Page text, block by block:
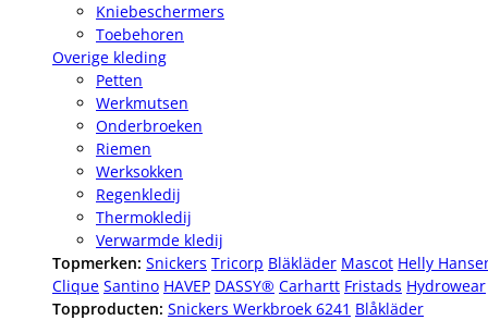
Kniebeschermers
Toebehoren
Overige kleding
Petten
Werkmutsen
Onderbroeken
Riemen
Werksokken
Regenkledij
Thermokledij
Verwarmde kledij
Topmerken: Snickers Tricorp Bläkläder Mascot Helly
Clique Santino HAVEP DASSY® Carhartt Fristads Hydrowear
Topproducten: Snickers Werkbroek 6241 Blåkläder